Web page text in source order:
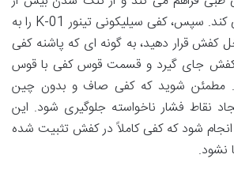
حد کفش جلوگیری می کند. سپس، کفی سیلیکونی تینور K-01 را به
کفش قرار دهید، به گونه ای که پاشنه کفی
کفش جای گیرد و قسمت قوس کفی با قوس
مطمئن شوید که کفی صاف و بدون چین
نقاط فشار ناخواسته جلوگیری شود. این
انجام شود که کفی کاملاً در کفش تثبیت شده
نشود.